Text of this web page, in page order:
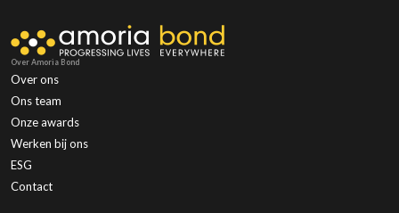
Over Amoria Bond
Over ons
Ons team
Onze awards
Werken bij ons
ESG
Contact